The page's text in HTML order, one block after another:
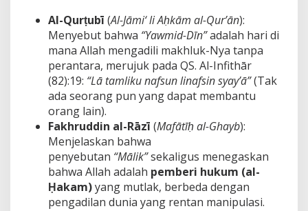
Al-Qurṭubī (Al-Jāmi‘ li Aḥkām al-Qur’ān):
Menyebut bahwa “Yawmid-Dīn”adalah hari di
mana Allah mengadili makhluk-Nya tanpa
perantara, merujuk pada QS. Al-Infithār
(82):19: “Lā tamliku nafsun linafsin syay’ā”(Tak
ada seorang pun yang dapat membantu
orang lain).
Fakhruddin al-Rāzī (Mafātīḥ al-Ghayb):
Menjelaskan bahwa
penyebutan “Mālik”sekaligus menegaskan
bahwa Allah adalah pemberi hukum (al-
Ḥakam)yang mutlak, berbeda dengan
pengadilan dunia yang rentan manipulasi.